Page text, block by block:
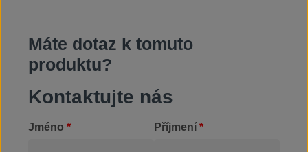
Máte dotaz k tomuto
produktu?
Kontaktujte nás
Jméno * Příjmení *